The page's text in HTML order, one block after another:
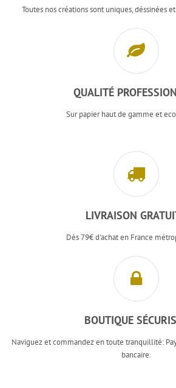
Toutes nos créations sont uniques, déssinées
QUALITÉ
Sur papier haut de gamme et
LIVRAISON
Dès 79€ d'achat en France
BOUTIQUE
Naviguez et commandez en toute tranquillité:
bancaire.